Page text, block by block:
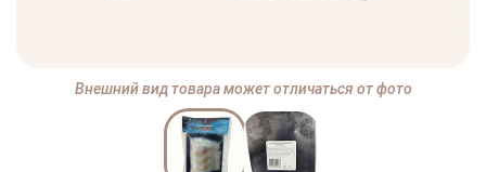
Внешний вид товара может отличаться от фото